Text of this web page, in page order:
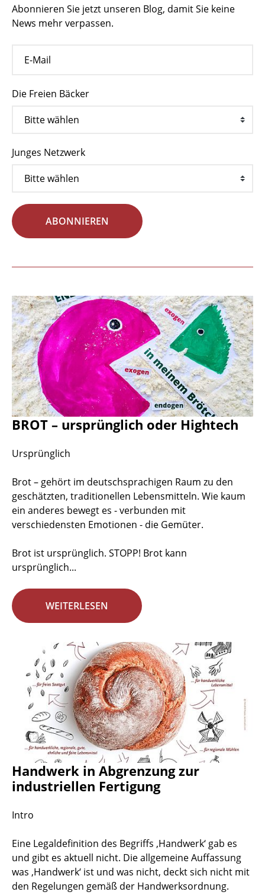
Abonnieren Sie jetzt unseren Blog, damit Sie keine
News mehr verpassen.
Die Freien Bäcker
Junges Netzwerk
ABONNIEREN
BROT – ursprünglich oder Hightech
Ursprünglich
Brot – gehört im deutschsprachigen Raum zu den
geschätzten, traditionellen Lebensmitteln. Wie kaum
ein anderes bewegt es - verbunden mit
verschiedensten Emotionen - die Gemüter.
Brot ist ursprünglich. STOPP! Brot kann
ursprünglich...
WEITERLESEN
Handwerk in Abgrenzung zur
industriellen Fertigung
Intro
Eine Legaldefinition des Begriffs ‚Handwerk‘ gab es
und gibt es aktuell nicht. Die allgemeine Auffassung
was ‚Handwerk‘ ist und was nicht, deckt sich nicht mit
den Regelungen gemäß der Handwerksordnung.